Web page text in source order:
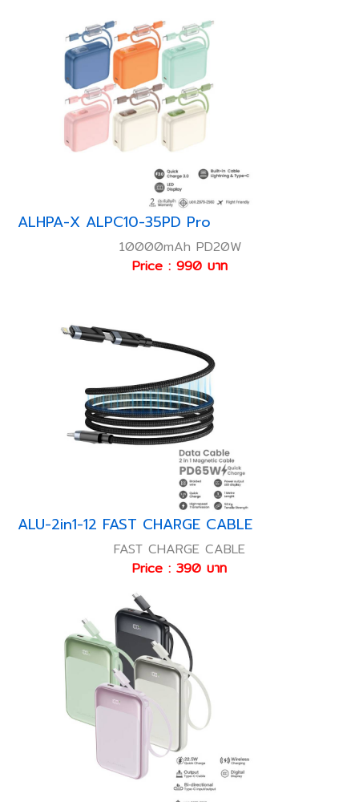
ALHPA-X ALPC10-35PD Pro
10000mAh PD20W
Price : 990 บาท
ALU-2in1-12 FAST CHARGE CABLE
FAST CHARGE CABLE
Price : 390 บาท